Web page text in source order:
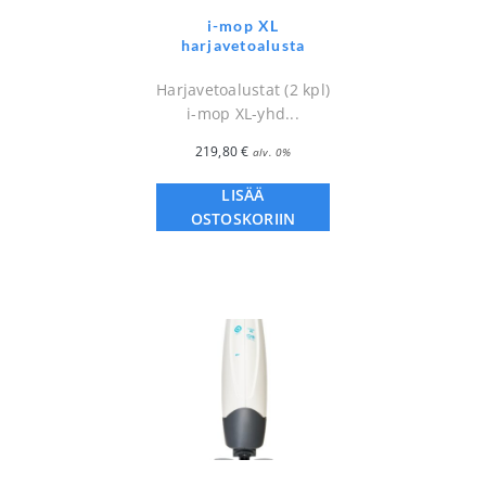
i-mop XL
harjavetoalusta
Harjavetoalustat (2 kpl)
i-mop XL-yhd...
219,80€ alv. 0%
LISÄÄ
OSTOSKORIIN